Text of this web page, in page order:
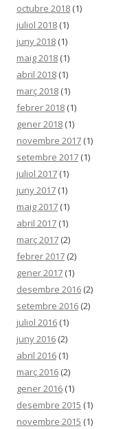
octubre 2018 (1)
juliol 2018 (1)
juny 2018 (1)
maig 2018 (1)
abril 2018 (1)
març 2018 (1)
febrer 2018 (1)
gener 2018 (1)
novembre 2017 (1)
setembre 2017 (1)
juliol 2017 (1)
juny 2017 (1)
maig 2017 (1)
abril 2017 (1)
març 2017 (2)
febrer 2017 (2)
gener 2017 (1)
desembre 2016 (2)
setembre 2016 (2)
juliol 2016 (1)
juny 2016 (2)
abril 2016 (1)
març 2016 (2)
gener 2016 (1)
desembre 2015 (1)
novembre 2015 (1)